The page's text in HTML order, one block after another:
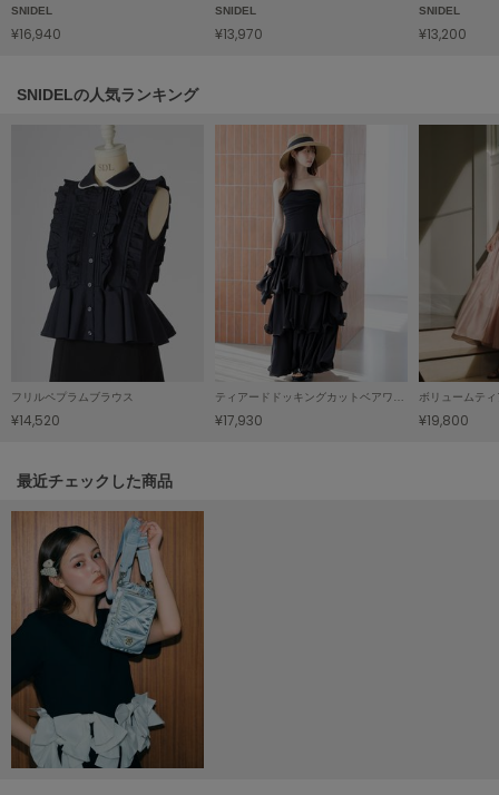
SHAKA
シャカ
スニーカーズ バイ エミ
SNIDEL
スナイデル
SNIDEL HOME
スナイデル ホーム
SOFER
ソフェル
SOMEWHERE BUTTER.
サムウェアバター
ソリン
Stylevoice for xxx
スタイルヴォイスフォー
SUICOKE
スイコック
swanë
スワネ
SNIDEL
¥16,940
SNIDEL
¥13,970
SNIDEL
¥13,200
SNIDELの人気ランキング
フリルペプラムブラウス
¥14,520 ¥17,930
ボリュームテ
¥19,800
関連記事
最近チェックした商品